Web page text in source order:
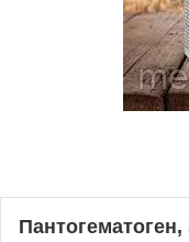
Пантогематоген,